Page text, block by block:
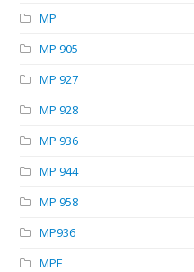
MP
MP 905
MP 927
MP 928
MP 936
MP 944
MP 958
MP936
MPE